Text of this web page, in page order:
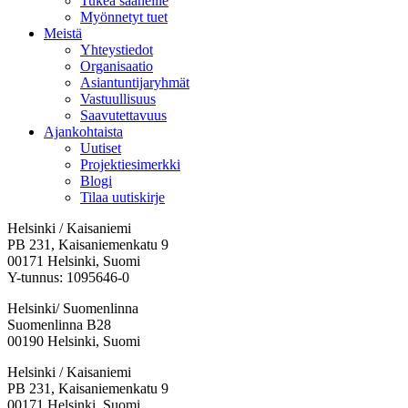
Myönnetyt tuet
Meistä
Yhteystiedot
Organisaatio
Asiantuntijaryhmät
Vastuullisuus
Saavutettavuus
Ajankohtaista
Uutiset
Projektiesimerkki
Blogi
Tilaa uutiskirje
Helsinki / Kaisaniemi
PB 231, Kaisaniemenkatu 9
00171 Helsinki, Suomi
Y-tunnus: 1095646-0
Helsinki/ Suomenlinna
Suomenlinna B28
00190 Helsinki, Suomi
Facebook:
Avataan
uuteen
Instagram:
Avataan
uuteen
TikTok:
Avataan
uuteen
Youtube:
Avataan
uuteen
Vimeo:
Avataan
uuteen
Helsinki / Kaisaniemi
PB 231, Kaisaniemenkatu 9
00171 Helsinki, Suomi